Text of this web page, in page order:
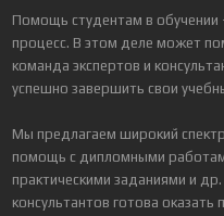
Помощь студентам в обучении
процесс. В этом деле может
команда экспертов и
успешно завершить свои
Мы предлагаем широкий спектр
помощь с дипломными
практическими заданиями и
консультантов готова